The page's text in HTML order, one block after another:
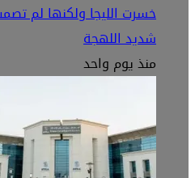
خسرت الليجا ولكنها لم
شديد اللهجة
منذ يوم واحد